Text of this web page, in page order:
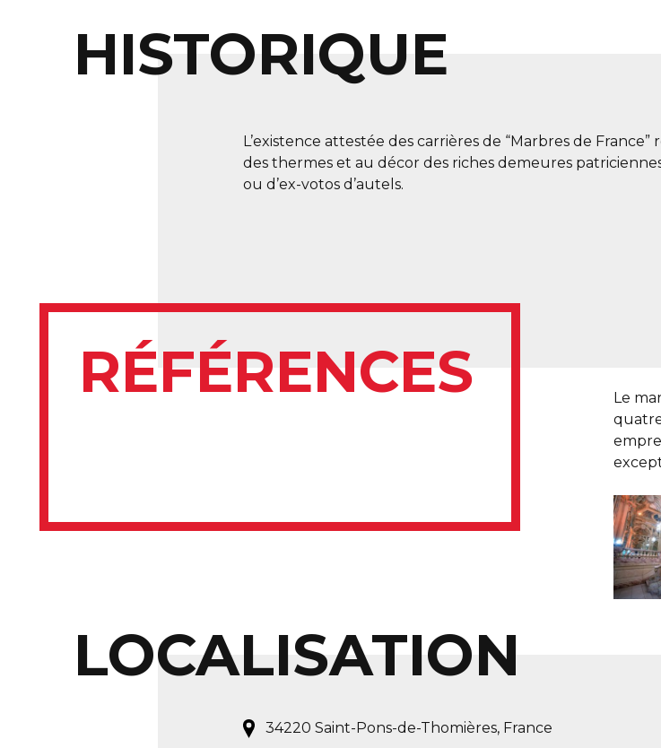
HISTORIQUE
L’existence attestée des carrières de “Marbres de
des thermes et au décor des riches demeures
ou d’ex-votos d’autels.
RÉFÉRENCES
Le
LOCALISATION
34220 Saint-Pons-de-Thomières, France